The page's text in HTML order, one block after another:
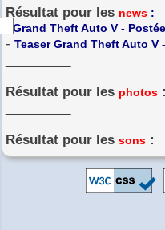
Résultat pour les news :
Grand Theft Auto V -
- Teaser Grand Theft Auto V
Résultat pour les photos
Résultat pour les sons :